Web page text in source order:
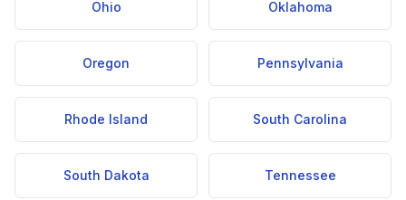
Ohio Oklahoma
Oregon Pennsylvania
Rhode Island South Carolina
South Dakota Tennessee